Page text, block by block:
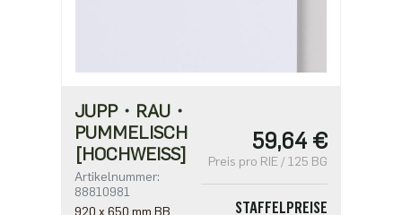
JUPP・RAU・
PUMMELISCH
[HOCHWEISS]
Artikelnummer:
88810981
920 x 650 mm BB
59,64 €
Preis pro RIE / 125 BG
STAFFELPREISE